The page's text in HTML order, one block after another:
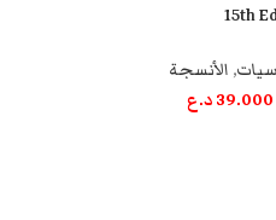
15th
, الأنسجة
39.000د.ع